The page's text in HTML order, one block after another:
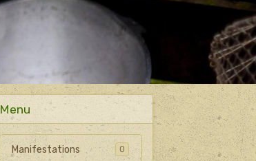
Menu
Manifestations 0